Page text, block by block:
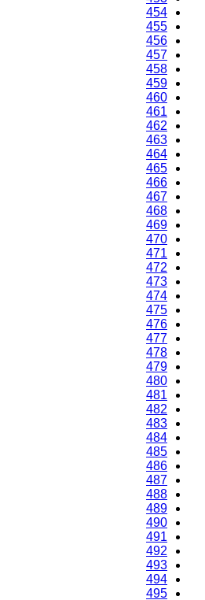
454
455
456
457
458
459
460
461
462
463
464
465
466
467
468
469
470
471
472
473
474
475
476
477
478
479
480
481
482
483
484
485
486
487
488
489
490
491
492
493
494
495